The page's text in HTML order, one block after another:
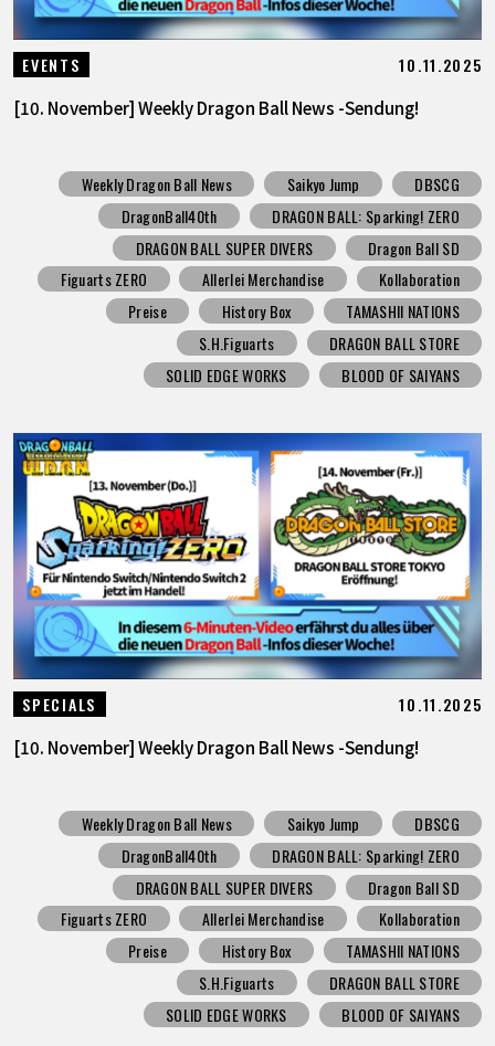
EVENTS 10.11.2025
[10. November] Weekly Dragon Ball News -Sendung!
Weekly Dragon Ball News Saikyo Jump
DBSCG
DragonBall40th
DRAGON BALL: Sparking! ZERO
DRAGON BALL SUPER DIVERS
Dragon Ball SD
Figuarts ZERO
Allerlei Merchandise
Kollaboration
Preise
History Box
TAMASHII NATIONS
S.H.Figuarts
DRAGON BALL STORE
SOLID EDGE WORKS
BLOOD OF SAIYANS
SPECIALS 10.11.2025
[10. November] Weekly Dragon Ball News -Sendung!
Weekly Dragon Ball News Saikyo Jump
DBSCG
DragonBall40th
DRAGON BALL: Sparking! ZERO
DRAGON BALL SUPER DIVERS
Dragon Ball SD
Figuarts ZERO
Allerlei Merchandise
Kollaboration
Preise
History Box
TAMASHII NATIONS
S.H.Figuarts
DRAGON BALL STORE
SOLID EDGE WORKS
BLOOD OF SAIYANS